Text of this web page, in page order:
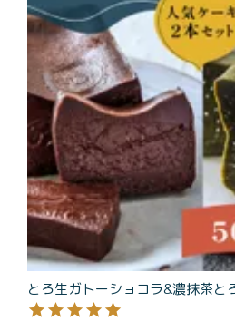
とろ生ガトーショコラ&濃抹茶と